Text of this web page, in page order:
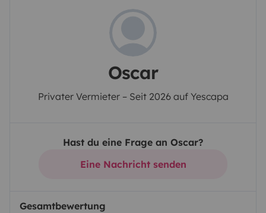
Oscar
Privater Vermieter – Seit 2026 auf Yescapa
Hast du eine Frage an Oscar?
Eine Nachricht senden
Gesamtbewertung